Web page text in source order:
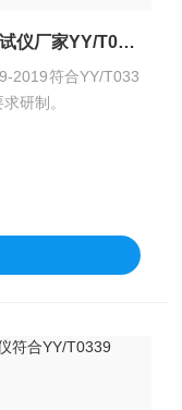
HXQZ0339-D专业呼吸导管气阻测试仪厂家YY/T0339-2019
2019符合YY/T033
研制。